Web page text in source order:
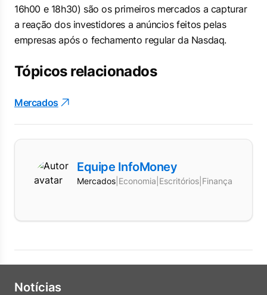
16h00 e 18h30) são os primeiros mercados a capturar
a reação dos investidores a anúncios feitos pelas
empresas após o fechamento regular da Nasdaq.
Tópicos relacionados
Mercados
Equipe InfoMoney
Mercados Economia Escritórios Finanças
Notícias